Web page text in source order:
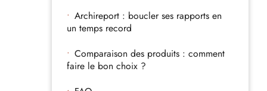
Archireport : boucler ses rapports en
un temps record
Comparaison des produits : comment
faire le bon choix ?